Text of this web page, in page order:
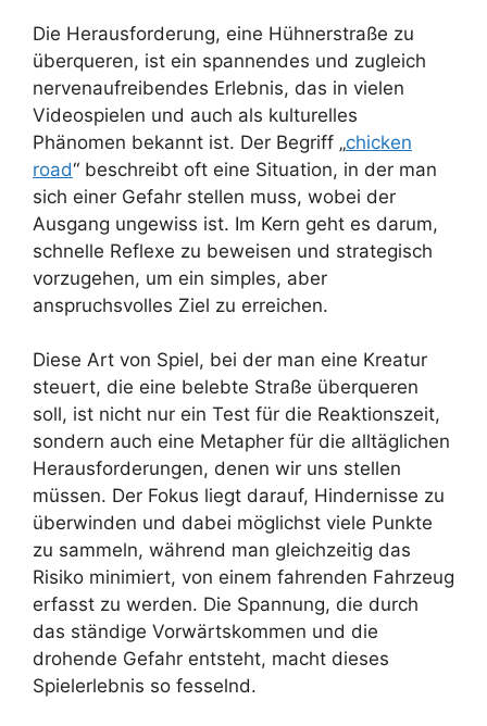
Die Herausforderung, eine Hühnerstraße zu
überqueren, ist ein spannendes und zugleich
nervenaufreibendes Erlebnis, das in vielen
Videospielen und auch als kulturelles
Phänomen bekannt ist. Der Begriff „chicken
road“ beschreibt oft eine Situation, in der man
sich einer Gefahr stellen muss, wobei der
Ausgang ungewiss ist. Im Kern geht es darum,
schnelle Reflexe zu beweisen und strategisch
vorzugehen, um ein simples, aber
anspruchsvolles Ziel zu erreichen.
Diese Art von Spiel, bei der man eine Kreatur
steuert, die eine belebte Straße überqueren
soll, ist nicht nur ein Test für die Reaktionszeit,
sondern auch eine Metapher für die alltäglichen
Herausforderungen, denen wir uns stellen
müssen. Der Fokus liegt darauf, Hindernisse zu
überwinden und dabei möglichst viele Punkte
zu sammeln, während man gleichzeitig das
Risiko minimiert, von einem fahrenden Fahrzeug
erfasst zu werden. Die Spannung, die durch
das ständige Vorwärtskommen und die
drohende Gefahr entsteht, macht dieses
Spielerlebnis so fesselnd.